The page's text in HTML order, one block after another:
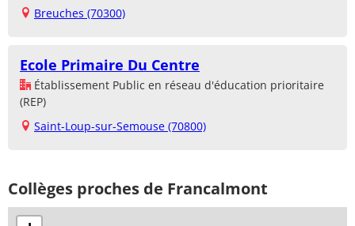
Breuches (70300)
Ecole Primaire Du Centre
Établissement Public en réseau d'éducation prioritaire
(REP)
Saint-Loup-sur-Semouse (70800)
Collèges proches de Francalmont